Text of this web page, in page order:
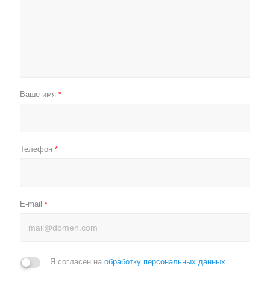
Ваше имя *
Телефон *
E-mail *
Я согласен на обработку персональных данных